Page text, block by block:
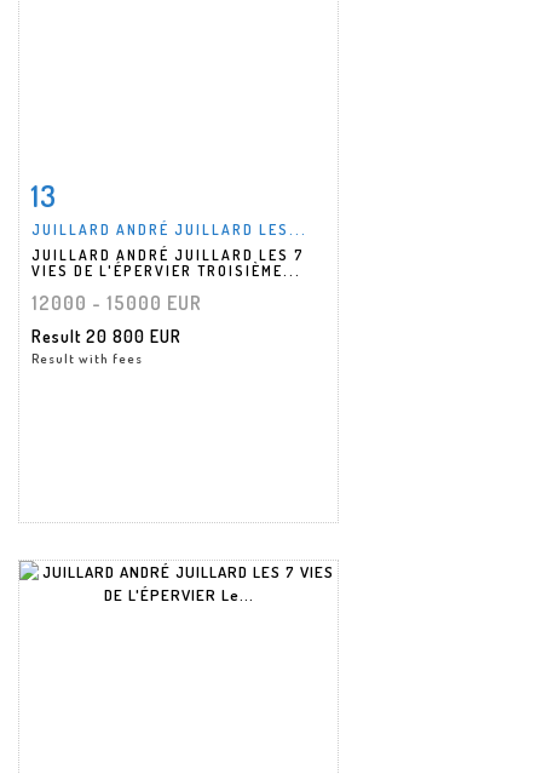
13
JUILLARD ANDRÉ JUILLARD LES...
JUILLARD ANDRÉ JUILLARD LES 7
VIES DE L'ÉPERVIER TROISIÈME...
12000 - 15000 EUR
Result 20 800 EUR
Result with fees